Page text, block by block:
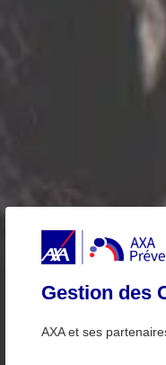
Gestion des
AXA et ses